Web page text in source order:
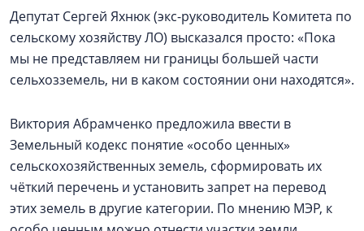
Депутат Сергей Яхнюк (экс-руководитель Комитета по
сельскому хозяйству ЛО) высказался просто: «Пока
мы не представляем ни границы большей части
сельхозземель, ни в каком состоянии они находятся».
Виктория Абрамченко предложила ввести в
Земельный кодекс понятие «особо ценных»
сельскохозяйственных земель, сформировать их
чёткий перечень и установить запрет на перевод
этих земель в другие категории. По мнению МЭР, к